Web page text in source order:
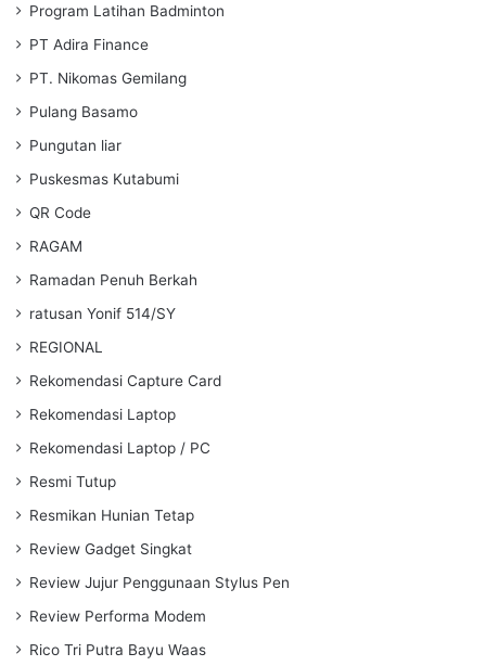
Program Latihan Badminton
PT Adira Finance
PT. Nikomas Gemilang
Pulang Basamo
Pungutan liar
Puskesmas Kutabumi
QR Code
RAGAM
Ramadan Penuh Berkah
ratusan Yonif 514/SY
REGIONAL
Rekomendasi Capture Card
Rekomendasi Laptop
Rekomendasi Laptop / PC
Resmi Tutup
Resmikan Hunian Tetap
Review Gadget Singkat
Review Jujur Penggunaan Stylus Pen
Review Performa Modem
Rico Tri Putra Bayu Waas